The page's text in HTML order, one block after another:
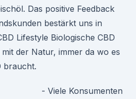
Das positive Feedback
bestärkt uns in
Lifestyle Biologische CBD
der Natur, immer da wo es
braucht.
- Viele Konsumenten